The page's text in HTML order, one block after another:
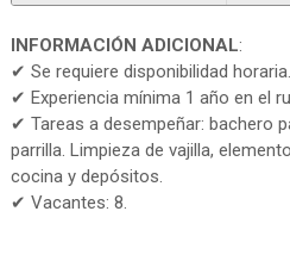
INFORMACIÓN ADICIONAL:
✔ Se requiere disponibilidad horaria.
✔ Experiencia mínima 1 año en el
✔ Tareas a desempeñar: bachero
parrilla. Limpieza de vajilla,
cocina y depósitos.
✔ Vacantes: 8.